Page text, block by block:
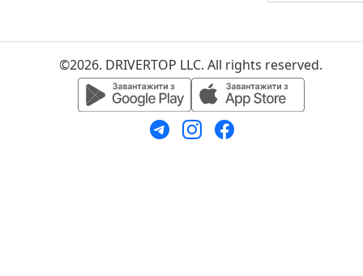
©2026. DRIVERTOP LLC. All rights reserved.